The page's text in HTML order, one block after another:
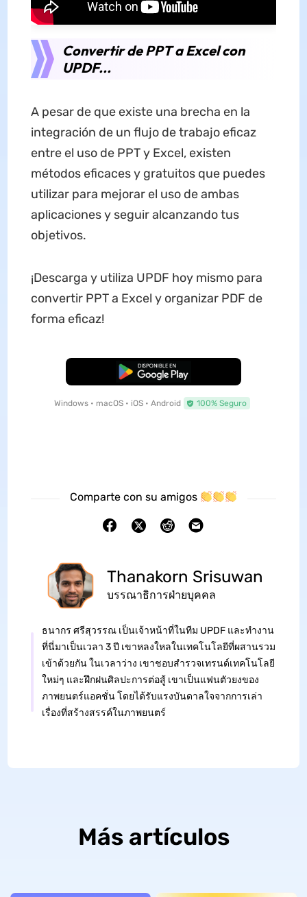
Convertir de PPT a Excel con
UPDF...
A pesar de que existe una brecha en la
integración de un flujo de trabajo eficaz
entre el uso de PPT y Excel, existen
métodos eficaces y gratuitos que puedes
utilizar para mejorar el uso de ambas
aplicaciones y seguir alcanzando tus
objetivos.
¡Descarga y utiliza UPDF hoy mismo para
convertir PPT a Excel y organizar PDF de
forma eficaz!
Descarga Gratuita
Windows • macOS • iOS • Android 100% Seguro
Comparte con su amigos
Thanakorn Srisuwan
บรรณาธิการฝ่ายบุคคล
ธนากร ศรีสุวรรณ เป็นเจ้าหน้าที่ในทีม UPDF และทำงาน
ที่นี่มาเป็นเวลา 3 ปี เขาหลงใหลในเทคโนโลยีที่ผสานรวม
เข้าด้วยกัน ในเวลาว่าง เขาชอบสำรวจเทรนด์เทคโนโลยี
ใหม่ๆ และฝึกฝนศิลปะการต่อสู้ เขาเป็นแฟนตัวยงของ
ภาพยนตร์แอคชั่น โดยได้รับแรงบันดาลใจจากการเล่า
เรื่องที่สร้างสรรค์ในภาพยนตร์
Más artículos